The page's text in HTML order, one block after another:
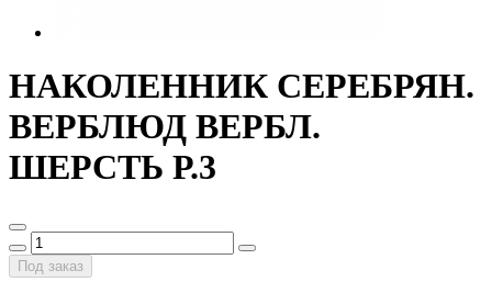
НАКОЛЕННИК СЕРЕБРЯН.
ВЕРБЛЮД ВЕРБЛ.
ШЕРСТЬ Р.3
Под заказ